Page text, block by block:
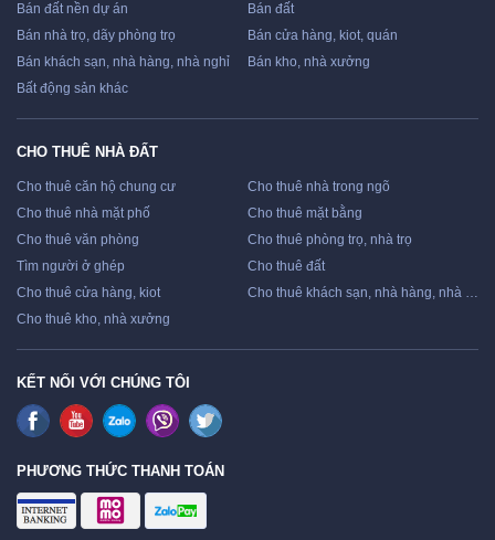
Bán đất nền dự án
Bán đất
Bán nhà trọ, dãy phòng trọ
Bán cửa hàng, kiot, quán
Bán khách sạn, nhà hàng, nhà nghỉ
Bán kho, nhà xưởng
Bất động sản khác
CHO THUÊ NHÀ ĐẤT
Cho thuê căn hộ chung cư
Cho thuê nhà trong ngõ
Cho thuê nhà mặt phố
Cho thuê mặt bằng
Cho thuê văn phòng
Cho thuê phòng trọ, nhà trọ
Tìm người ở ghép
Cho thuê đất
Cho thuê cửa hàng, kiot
Cho thuê khách sạn, nhà hàng, nhà nghỉ
Cho thuê kho, nhà xưởng
KẾT NỐI VỚI CHÚNG TÔI
PHƯƠNG THỨC THANH TOÁN